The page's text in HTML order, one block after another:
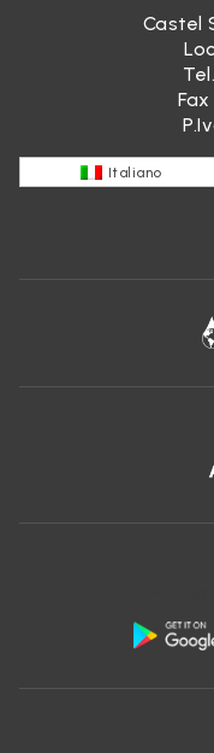
Castel
Tel.
Fax
Italiano